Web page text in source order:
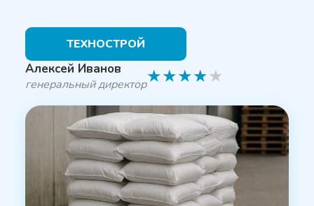
ТЕХНОСТРОЙ
Алексей Иванов
генеральный директор★★★★★